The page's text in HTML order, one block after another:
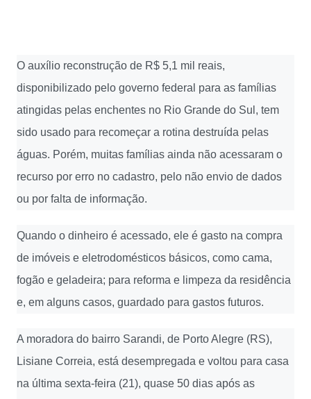
O auxílio reconstrução de R$ 5,1 mil reais,
disponibilizado pelo governo federal para as famílias
atingidas pelas enchentes no Rio Grande do Sul, tem
sido usado para recomeçar a rotina destruída pelas
águas. Porém, muitas famílias ainda não acessaram o
recurso por erro no cadastro, pelo não envio de dados
ou por falta de informação.
Quando o dinheiro é acessado, ele é gasto na compra
de imóveis e eletrodomésticos básicos, como cama,
fogão e geladeira; para reforma e limpeza da residência
e, em alguns casos, guardado para gastos futuros.
A moradora do bairro Sarandi, de Porto Alegre (RS),
Lisiane Correia, está desempregada e voltou para casa
na última sexta-feira (21), quase 50 dias após as